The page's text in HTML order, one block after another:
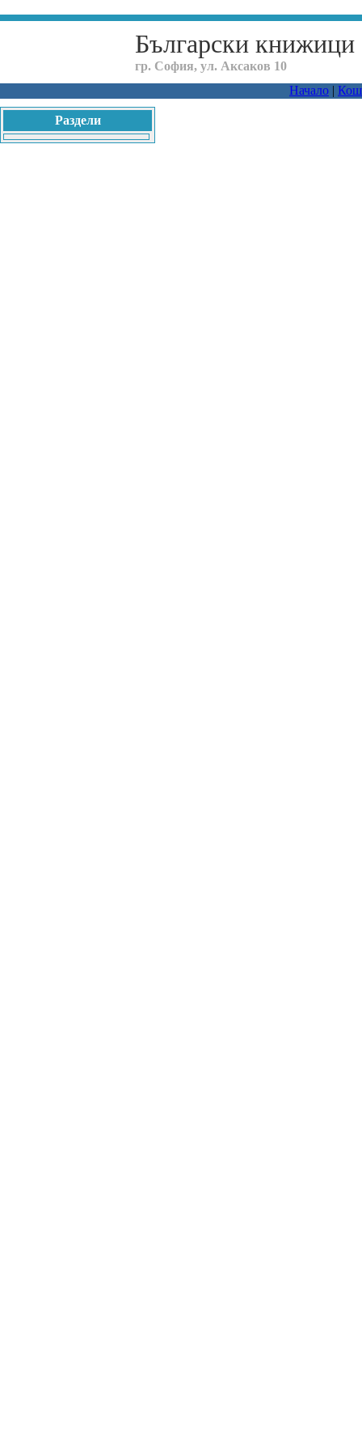
Български книжици
гр. София, ул. Аксаков 10
Начало |
Раздели